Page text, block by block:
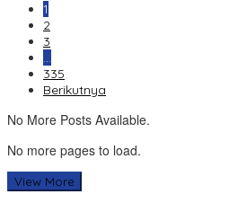
1
2
3
…
335
Berikutnya
No More Posts Available.
No more pages to load.
View More